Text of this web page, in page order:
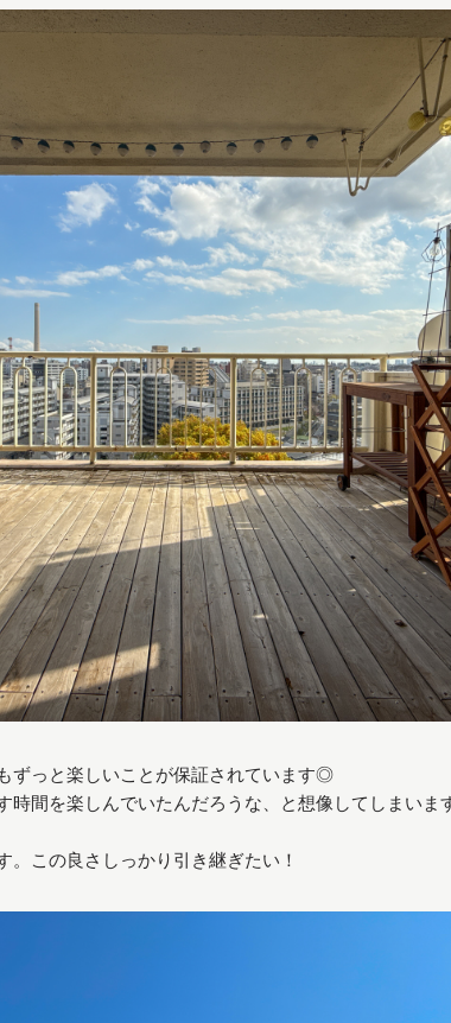
ずっと楽しいことが保証されています◎
時間を楽しんでいたんだろうな、と想像してしまいま
この良さしっかり引き継ぎたい！